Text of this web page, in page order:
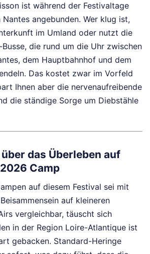
ist während der Festivaltage
angebunden. Wer klug ist,
im Umland oder nutzt die
die rund um die Uhr zwischen
dem Hauptbahnhof und dem
Das kostet zwar im Vorfeld
Ihnen aber die nervenaufreibende
die ständige Sorge um Diebstähle
das Überleben auf
Camp
auf diesem Festival sei mit
auf kleineren
vergleichbar, täuscht sich
in der Region Loire-Atlantique ist
gebacken. Standard-Heringe